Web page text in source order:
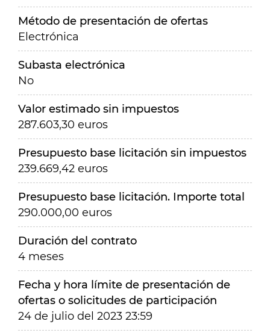
Método de presentación de ofertas
Electrónica
Subasta electrónica
No
Valor estimado sin impuestos
287.603,30 euros
Presupuesto base licitación sin impuestos
239.669,42 euros
Presupuesto base licitación. Importe total
290.000,00 euros
Duración del contrato
4 meses
Fecha y hora límite de presentación de
ofertas o solicitudes de participación
24 de julio del 2023 23:59